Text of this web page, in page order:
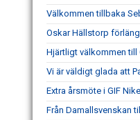
Välkommen tillbaka
Oskar Hällstorp
Hjärtligt välkommen till
Vi är väldigt glada att
Extra årsmöte i GIF
Från Damallsvenskan